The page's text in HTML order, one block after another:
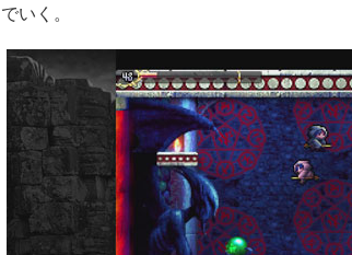
でいく。